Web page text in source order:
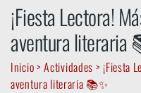
¡Fiesta Lectora!
aventura literaria
Inicio>Actividades > ¡Fiesta
aventura literaria 📚✨